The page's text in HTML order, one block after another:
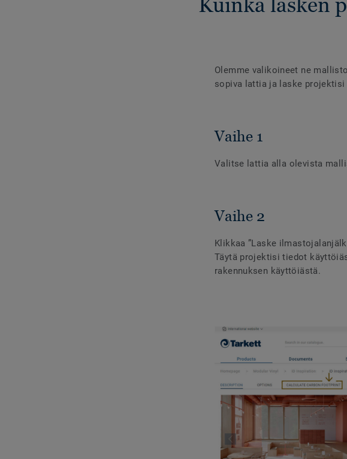
Kuinka lasken
Olemme valikoineet ne
sopiva lattia ja laske
Vaihe 1
Valitse lattia alla olevista
Vaihe 2
Klikkaa ”Laske
Täytä projektisi tiedot
rakennuksen käyttöiästä.